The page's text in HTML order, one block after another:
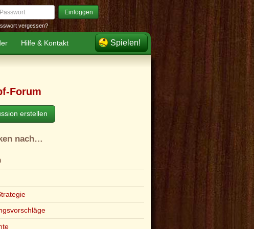
Einloggen
vergessen?
Hilfe & Kontakt Spielen!
Forum
erstellen
nach…